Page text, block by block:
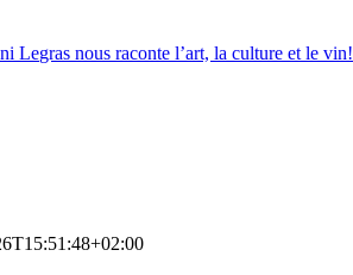
Legras nous raconte l’art, la culture et le vin!